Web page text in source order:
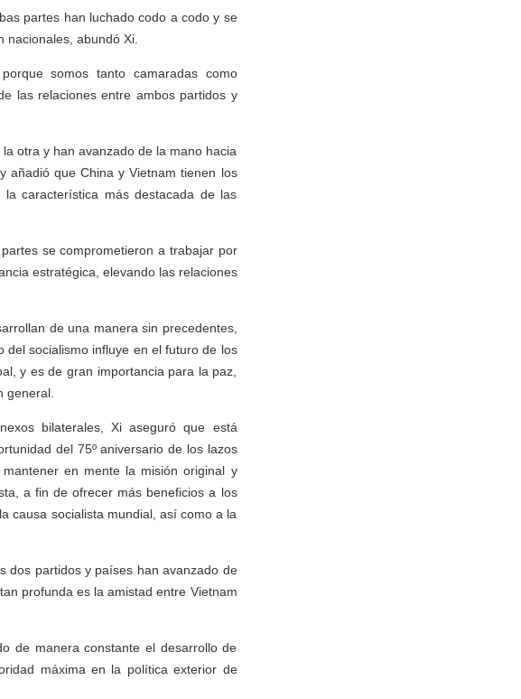
partes han luchado codo a codo y se
abundó Xi.
somos tanto camaradas como
las relaciones entre ambos partidos y
otra y han avanzado de la mano hacia
añadió que China y Vietnam tienen los
característica más destacada de las
se comprometieron a trabajar por
estratégica, elevando las relaciones
de una manera sin precedentes,
del socialismo influye en el futuro de los
y es de gran importancia para la paz,
general.
bilaterales, Xi aseguró que está
del 75º aniversario de los lazos
en mente la misión original y
a fin de ofrecer más beneficios a los
causa socialista mundial, así como a la
dos partidos y países han avanzado de
profunda es la amistad entre Vietnam
de manera constante el desarrollo de
máxima en la política exterior de